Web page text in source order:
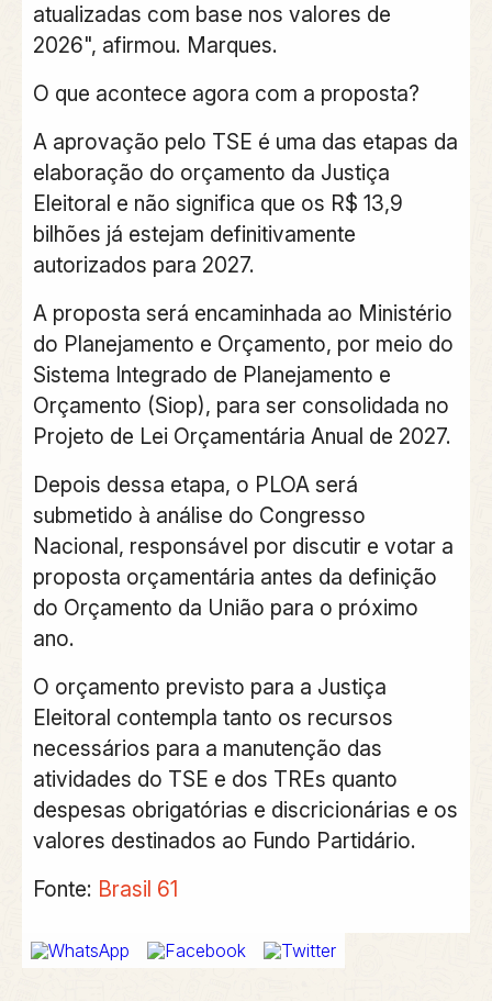
atualizadas com base nos valores de
2026", afirmou. Marques.
O que acontece agora com a proposta?
A aprovação pelo TSE é uma das etapas da
elaboração do orçamento da Justiça
Eleitoral e não significa que os R$ 13,9
bilhões já estejam definitivamente
autorizados para 2027.
A proposta será encaminhada ao Ministério
do Planejamento e Orçamento, por meio do
Sistema Integrado de Planejamento e
Orçamento (Siop), para ser consolidada no
Projeto de Lei Orçamentária Anual de 2027.
Depois dessa etapa, o PLOA será
submetido à análise do Congresso
Nacional, responsável por discutir e votar a
proposta orçamentária antes da definição
do Orçamento da União para o próximo
ano.
O orçamento previsto para a Justiça
Eleitoral contempla tanto os recursos
necessários para a manutenção das
atividades do TSE e dos TREs quanto
despesas obrigatórias e discricionárias e os
valores destinados ao Fundo Partidário.
Fonte: Brasil 61